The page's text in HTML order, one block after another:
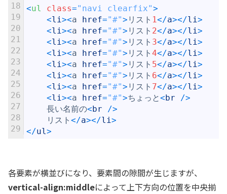
18
19
20
21
22
23
24
25
26
27
28
29
<ul class="navi clearfix">
<li ><a href="#"> リスト 1</a></li >
<li ><a href="#"> リスト 2</a></li >
<li ><a href="#"> リスト 3</a></li >
<li ><a href="#"> リスト 4</a></li >
<li ><a href="#"> リスト 5</a></li >
<li ><a href="#"> リスト 6</a></li >
<li ><a href="#"> リスト 7</a></li >
<li ><a href="#">ちょっと<br />
長い名前の<br />
リスト </a></li >
</ul >
各要素が横並びになり、要素間の隙間が生じますが、
vertical-align:middleによって上下方向の位置を中央揃